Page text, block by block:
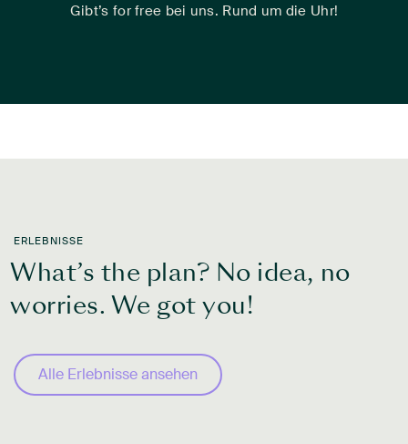
Gibt’s for free bei uns. Rund um die Uhr!
ERLEBNISSE
What’s the plan? No idea, no
worries. We got you!
Alle Erlebnisse ansehen